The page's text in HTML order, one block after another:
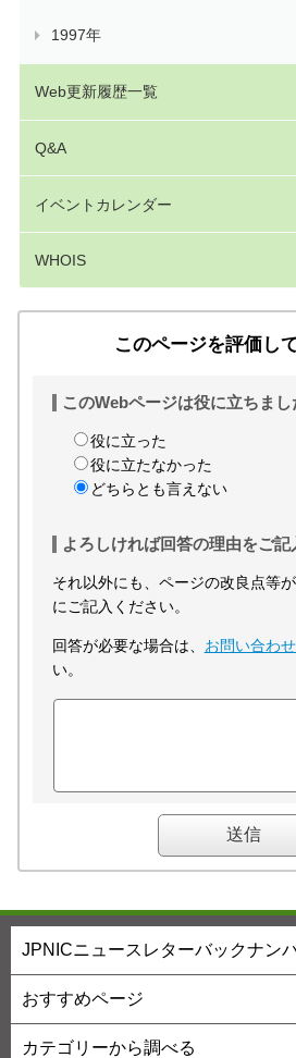
1997年
Web更新履歴一覧
Q&A
イベントカレンダー
WHOIS
このページを評価し
このWebページは役に立ちまし
役に立った
役に立たなかった
どちらとも言えない
よろしければ回答の理由をご記
それ以外にも、ページの改良点等
にご記入ください。
回答が必要な場合は、 お問い合わ
い。
JPNICニュースレターバックナン
おすすめページ
カテゴリーから調べる